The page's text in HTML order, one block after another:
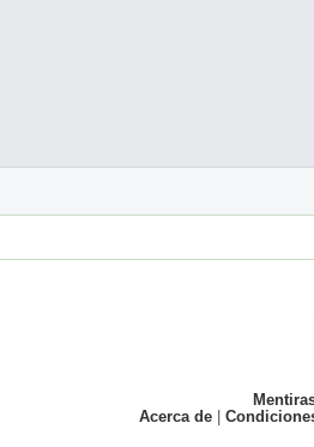
Acerca de